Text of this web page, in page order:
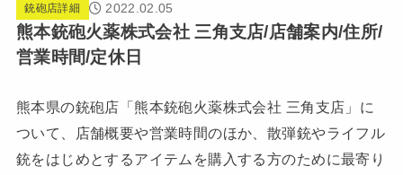
銃砲店詳細 2022.02.05
熊本銃砲火薬株式会社 三角支店/店舗案内/住所/
営業時間/定休日
熊本県の銃砲店「熊本銃砲火薬株式会社 三角支店」に
ついて、店舗概要や営業時間のほか、散弾銃やライフル
銃をはじめとするアイテムを購入する方のために最寄り